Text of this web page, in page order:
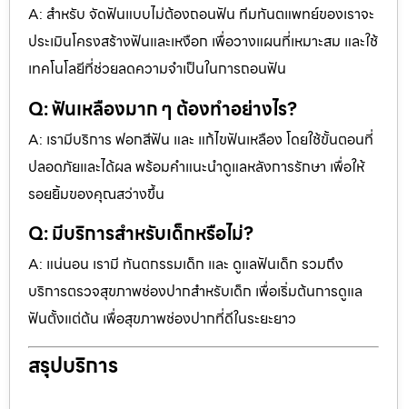
A: สำหรับ จัดฟันแบบไม่ต้องถอนฟัน ทีมทันตแพทย์ของเราจะ
ประเมินโครงสร้างฟันและเหงือก เพื่อวางแผนที่เหมาะสม และใช้
เทคโนโลยีที่ช่วยลดความจำเป็นในการถอนฟัน
Q: ฟันเหลืองมาก ๆ ต้องทำอย่างไร?
A: เรามีบริการ ฟอกสีฟัน และ แก้ไขฟันเหลือง โดยใช้ขั้นตอนที่
ปลอดภัยและได้ผล พร้อมคำแนะนำดูแลหลังการรักษา เพื่อให้
รอยยิ้มของคุณสว่างขึ้น
Q: มีบริการสำหรับเด็กหรือไม่?
A: แน่นอน เรามี ทันตกรรมเด็ก และ ดูแลฟันเด็ก รวมถึง
บริการตรวจสุขภาพช่องปากสำหรับเด็ก เพื่อเริ่มต้นการดูแล
ฟันตั้งแต่ต้น เพื่อสุขภาพช่องปากที่ดีในระยะยาว
สรุปบริการ